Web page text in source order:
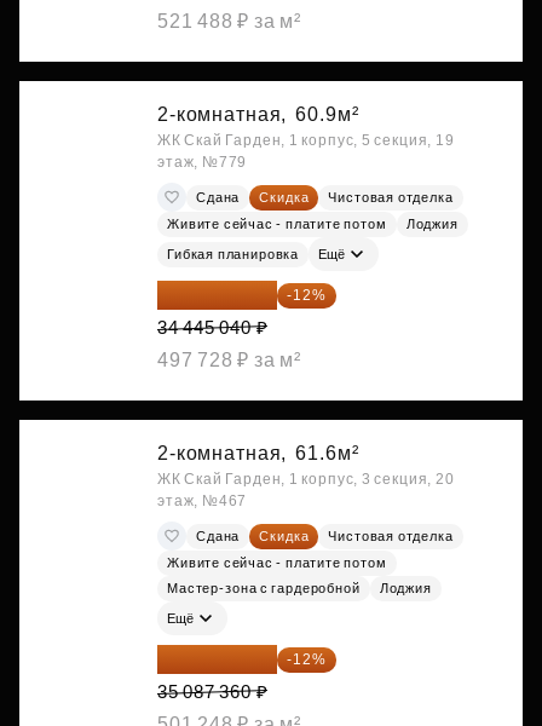
521 488 ₽ за м²
2-комнатная, 60.9м²
ЖК Скай Гарден, 1 корпус, 5 секция, 19
этаж, №779
Сдана Скидка
Чистовая отделка
Живите сейчас - платите потом
Лоджия
Гибкая планировка Ещё
30 311 635 ₽ -12%
34 445 040 ₽
497 728 ₽ за м²
2-комнатная, 61.6м²
ЖК Скай Гарден, 1 корпус, 3 секция, 20
этаж, №467
Сдана Скидка
Чистовая отделка
Живите сейчас - платите потом
Мастер-зона с гардеробной
Лоджия
Ещё
30 876 877 ₽ -12%
35 087 360 ₽